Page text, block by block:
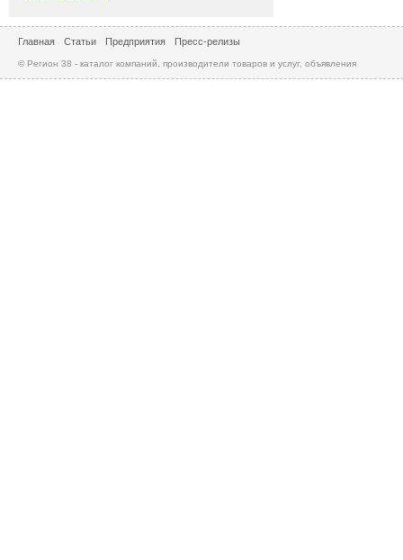
Главная Статьи Предприятия Пресс-релизы
© Регион 38 - каталог компаний, производители товаров и услуг, объявления